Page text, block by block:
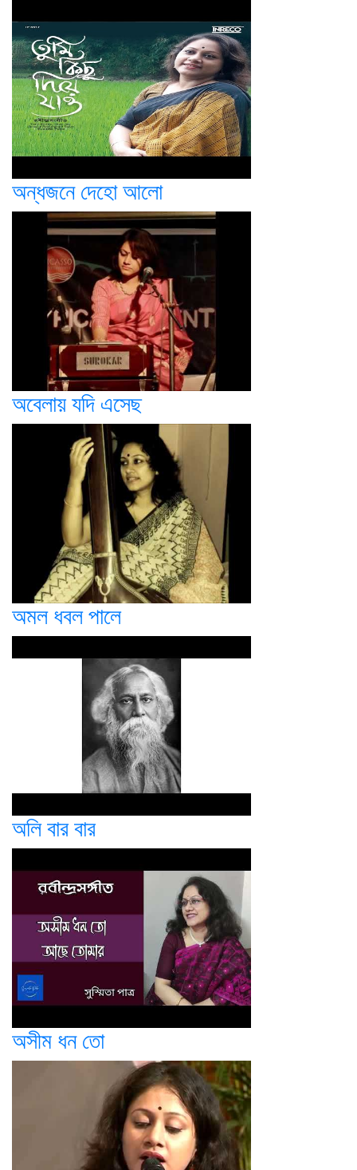
অন্ধজনে দেহো আলো
অবেলায় যদি এসেছ
অমল ধবল পালে
অলি বার বার
অসীম ধন তো